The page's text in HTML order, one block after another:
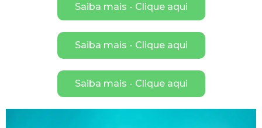
Saiba mais - Clique aqui
Saiba mais - Clique aqui
Saiba mais - Clique aqui